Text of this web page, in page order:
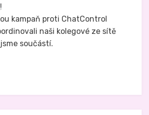
!
kampaň proti ChatControl
naši kolegové ze sítě
součástí.